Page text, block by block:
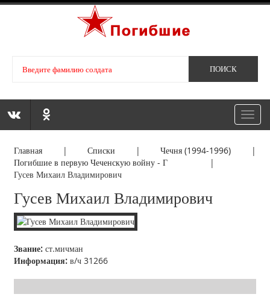
Главная |Списки |Чечня (1994-1996) |
Погибшие в первую Чеченскую войну - Г |
Гусев Михаил Владимирович
Гусев Михаил Владимирович
Звание: ст.мичман
Информация: в/ч 31266